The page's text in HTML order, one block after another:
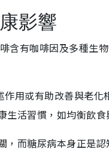
影響
含有咖啡因及多種生
用或有助改善與老化
活習慣，如均衡飲食
而糖尿病本身正是